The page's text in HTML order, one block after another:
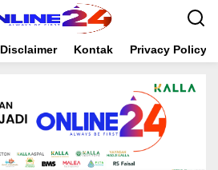
Disclaimer Kontak Privacy Policy